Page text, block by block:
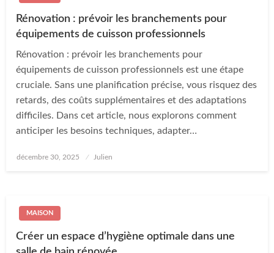
Rénovation : prévoir les branchements pour
équipements de cuisson professionnels
Rénovation : prévoir les branchements pour
équipements de cuisson professionnels est une étape
cruciale. Sans une planification précise, vous risquez des
retards, des coûts supplémentaires et des adaptations
difficiles. Dans cet article, nous explorons comment
anticiper les besoins techniques, adapter…
Posted
décembre 30, 2025 Julien
MAISON
Créer un espace d’hygiène optimale dans une